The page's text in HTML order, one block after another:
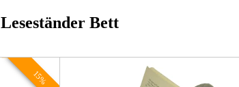
Leseständer Bett
15%